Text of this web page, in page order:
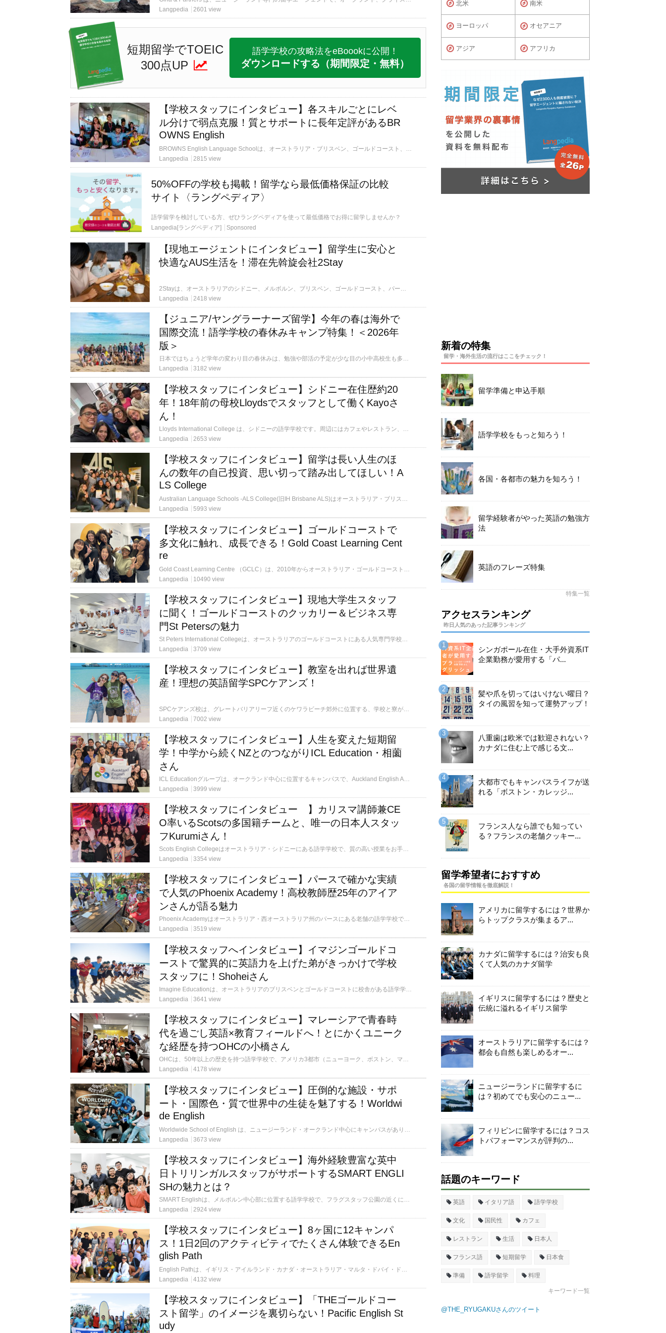
Langpedia
2601 view
短期留学でTOEIC
300点UP
語学学校の攻略法をeBoookに公開！
ダウンロードする （期間限定・無料）
【学校スタッフにインタビュー】各スキルごとにレベ
ル分けで弱点克服！質とサポートに長年定評があるBR
OWNS English
BROWNS English Language Schoolは、オーストラリア・ブリスベン、ゴールドコースト、メルボルンに校舎がある家族経営の語学学校です。22年以上の歴史があり、授業の質、サポート体制には定評があります。日本人スタッフも常住しており、留学中のサポートはもちろん、2025年からは日本事務局も誕生し、留学前のサポートも万全です。 16歳以上向けの一般英語コースだけでなく、バリスタコースやボランティアコース、7歳～受講可能な現地小学校進学準備コースなど、多彩なコースが魅力です。
Langpedia
2815 view
50%OFFの学校も掲載！留学なら最低価格保証の比較
サイト〈ラングペディア〉
語学留学を検討している方、ぜひラングペディアを使って最低価格でお得に留学しませんか？
Langedia[ラングペディア]
Sponsored
【現地エージェントにインタビュー】留学生に安心と
快適なAUS生活を！滞在先斡旋会社2Stay
2Stayは、オーストラリアのシドニー、メルボルン、ブリスベン、ゴールドコースト、パースで、留学生向けの滞在先（ホームステイ、寮、アパート）を斡旋している会社です。多くの語学学校とも提携を結んでおり、世界中からの学生のオーストラリア留学生活を支えています。 学校ではなく、滞在の面から留学生を支える2Stayのスタッフにお話を伺いました。
Langpedia
2418 view
【ジュニア/ヤングラーナーズ留学】今年の春は海外で
国際交流！語学学校の春休みキャンプ特集！＜2026年
版＞
日本ではちょうど学年の変わり目の春休みは、勉強や部活の予定が少な目の小中高校生も多いのではないでしょうか？そこでおすすめなのが、各国の語学学校で開催されているスプリングキャンプへの参加です。 日本の春休み～イースターホリデーの時期に、小中高校生を対象にした短期コースを開催している語学学校をいくつかご紹介します。
Langpedia
3182 view
【学校スタッフにインタビュー】シドニー在住歴約20
年！18年前の母校Lloydsでスタッフとして働くKayoさ
ん！
Lloyds International College は、シドニーの語学学校です。周辺にはカフェやレストラン、ショッピングセンターなどが揃う抜群のロケーションです！南米やヨーロッパを中心に多国籍の学生が多く英語環境も充実、日本人スタッフも在籍しているため、初めての留学も安心です。授業料はシドニー内でもリーズナブルです。学生や講師との距離が近く、フレンドリーな雰囲気も魅力です。金曜の「Special Topic Class」では会話・発音・ビジネス英語などを楽しく学べます。口コミ評判が高いのも強みです！
Langpedia
2653 view
【学校スタッフにインタビュー】留学は長い人生のほ
んの数年の自己投資、思い切って踏み出してほしい！A
LS College
Australian Language Schools -ALS College(旧IH Brisbane ALS)はオーストラリア・ブリスベンの中心地にある語学学校です。質の高い英語教育と留学生に対する充実したサポート体制に定評があります。英語コースだけでなくバリスタコースや専門コースもあり、日本人率は10%前後、南米・アジア・ヨーロッパなど多国籍の生徒が在籍しています。校舎の1階には、一般の方も利用できるカフェを併設しており、学校に通いながら、地元の人の日常を身近に感じることができます。
Langpedia
5993 view
【学校スタッフにインタビュー】ゴールドコーストで
多文化に触れ、成長できる！Gold Coast Learning Cent
re
Gold Coast Learning Centre （GCLC）は、2010年からオーストラリア・ゴールドコーストのサーファーズパラダイスに開校している語学学校です。フレンドリーで熱心なスタッフが、すべての生徒の学びと成長をサポートします！学校は美しいビーチから徒歩すぐの場所にあり、周りにはショップやレストラン、映画館、賑やかなナイトライフもあり、ゴールドコーストならではの楽しくリラックスした雰囲気の中で英語を学ぶことができます。 ぜひGCLCで楽しく学びましょう！
Langpedia
10490 view
【学校スタッフにインタビュー】現地大学生スタッフ
に聞く！ゴールドコーストのクッカリー＆ビジネス専
門St Petersの魅力
St Peters International Collegeは、オーストラリアのゴールドコーストにある人気専門学校です。語学学校も併設されており、ビジネス、ホスピタリティ、クッカリーなど、実践的なスキルを学べる職業訓練コース（VET）を多数開講しています。日本人スタッフによるサポートもあります。 公共交通機関を利用しやすく、サーファーズパラダイスや主要ショッピングセンターにも近く大変便利な立地です。オーストラリアでキャリアアップを目指す方や、英語＋スキルを習得したい方へ最適の学校です。
Langpedia
3709 view
【学校スタッフにインタビュー】教室を出れば世界遺
産！理想の英語留学SPCケアンズ！
SPCケアンズ校は、グレートバリアリーフ近くのケワラビーチ郊外に位置する、学校と寮が一体となった語学学校です。24時間のEnglish onlyポリシーを徹底し、日記・読書・ディスカッションなどを通じて４技能をバランスよく鍛えます。一般英語やIELTS・ケンブリッジ検定対策、夏のジュニア・親子プログラムも充実。広大なキャンパスにはプール・テニス／バスケコート・ジム・BBQ施設が整い、留学生同士の交流が豊富。アクティビティも充実し、どの世代の留学生にも気に入られる学校です。ブリスベンにもキャンパスがあります。
Langpedia
7002 view
【学校スタッフにインタビュー】人生を変えた短期留
学！中学から続くNZとのつながりICL Education・相薗
さん
ICL Educationグループは、オークランド中心に位置するキャンパスで、Auckland English Academy、ICL Graduate Business School 、Bridge International Collegeの３つの学校を展開しています。NZQA最高評価のカテゴリー1に認定されています。異なる目的や学習段階に対応しており、語学の基礎から大学院コースでのビジネススキルの習得まで、段階的かつ包括的に学べる環境が整っています。学校公式SNSからは楽しい雰囲気が伝わってきます！
Langpedia
3999 view
【学校スタッフにインタビュー 】カリスマ講師兼CE
O率いるScotsの多国籍チームと、唯一の日本人スタッ
フKurumiさん！
Scots English Collegeはオーストラリア・シドニーにある語学学校で、質の高い授業をお手頃価格で提供しています！発音と会話に特化した「PronComコース」が人気で、オーストラリアの教育省よりイノベーション・デベロップメント・ファンドという賞を2年で連続受賞しています。学生満足度は95％！日本人が少ない国際的な環境で世界中の学生と学び、IMC、TAFE NSW、SCUなどへの進学も可能です。
Langpedia
3354 view
【学校スタッフにインタビュー】パースで確かな実績
で人気のPhoenix Academy！高校教師歴25年のアイア
ンさんが語る魅力
Phoenix Academyはオーストラリア・西オーストラリア州のパースにある老舗の語学学校です。2024年に創立35周年を迎えました。バスケットボールや卓球、バーベキューもできる広い秘話と寮を併設したキャンパスで、のびのびと留学生活を送ることができます。日本人率が5％以下というのも魅力です。日本人が少ない環境で落ち着いて英語を学びたい方はもちろん、高校教員歴25年の教師もいるので、オーストラリアの大学・高校進学を目指す方にもおススメです。6歳～参加可能なジュニアプログラムも通年で開講しています。
Langpedia
3519 view
【学校スタッフへインタビュー】イマジンゴールドコ
ーストで驚異的に英語力を上げた弟がきっかけで学校
スタッフに！Shoheiさん
Imagine Educationは、オーストラリアのブリスベンとゴールドコーストに校舎がある語学学校です。今回インタビューしたゴールドコーストには、サウスポートセントラルキャンパス・メインキャンパス・アッシュモアキャンパスの3つの校舎があります。一般英語コースが開講されているサウスポートセントラルキャンパスでは、朝・夜のタイムテーブルから選択ができるため、お仕事や趣味など各生徒さんのスケジュールに合わせて授業を受ける時間を決められます。英語＋保育ボランティア、＋デミペア、＋バリスタのコースも人気です。
Langpedia
3641 view
【学校スタッフにインタビュー】マレーシアで青春時
代を過ごし英語×教育フィールドへ！とにかくユニーク
な経歴を持つOHCの小橋さん
OHCは、50年以上の歴史を持つ語学学校で、アメリカ3都市（ニューヨーク、ボストン、マイアミ）、オーストラリア5都市（ケアンズ、ゴールドコースト、ブリスベン、シドニー、メルボルン）、イギリス1都市（ロンドン）、アイルランド1都市（ダブリン）、カナダ2都市（トロント、カルガリー）と世界中の留学人気都市にキャンパスがります。質の高い英語教育はもちろん、多国籍な学生が集まるソーシャルアクティビティで英語力向上と文化交流の場も提供しています。豊富なコースとアクティビティで経験豊かなスタッフと講師がサポートします。
Langpedia
4178 view
【学校スタッフにインタビュー】圧倒的な施設・サポ
ート・国際色・質で世界中の生徒を魅了する！Worldwi
de English
Worldwide School of English は、ニュージーランド・オークランド中心にキャンパスがあり、1989年に設立された歴史ある語学学校です。NZQA の定める教育のクオリティにおいて最優良である「カテゴリー 1」に認定されています！6階建ての校舎で、施設も充実！毎日放課後アクティビティがあり、楽しく英語も上達しながら友達づくりができます。世界中から学生が集まっており、国際色が豊かな環境で、日本人スタッフによる学校初日は日本語によるオリエンテーションがあり留学初心者も安心です！
Langpedia
3673 view
【学校スタッフにインタビュー】海外経験豊富な英中
日トリリンガルスタッフがサポートするSMART ENGLI
SHの魅力とは？
SMART Englishは、メルボルン中心部に位置する語学学校で、フラグスタッフ公園の近くにあります。キャンパスはアクセスが良く、リラックスした雰囲気の中で学べる環境が整っています。日本人学生の割合が少なく、フレンドリーでアットホームな雰囲気が特徴です。SMART EnglishはWindsor Collegeと提携しており、語学学習後にはホスピタリティやビジネスなどの専門分野に進むこともできます。2024年9月から学校のスタッフに就任したAyaneさんに学校の魅力をお聞きしました！
Langpedia
2924 view
【学校スタッフにインタビュー】8ヶ国に12キャンパ
ス！1日2回のアクティビティでたくさん体験できるEn
glish Path
English Pathは、イギリス・アイルランド・カナダ・オーストラリア・マルタ・ドバイ・ドイツ・フランスの8ヶ国に12のキャンパスがあるグローバルな語学学校です。ほとんどのキャンパスで放課後と夜に2つのアクティビティを開催しており、その国ならではの体験ができるだけでなく、学校外でも英語を使い、世界中からの留学生と友達になれるチャンスがあります。
Langpedia
4132 view
【学校スタッフにインタビュー】「THEゴールドコー
スト留学」のイメージを裏切らない！Pacific English St
udy
北米 南米
ヨーロッパ オセアニア
アジア アフリカ
新着の特集
留学・海外生活の流行はここをチェック！
留学準備と申込手順
語学学校をもっと知ろう！
各国・各都市の魅力を知ろう！
留学経験者がやった英語の勉強方
法
英語のフレーズ特集
特集一覧
アクセスランキング
昨日人気のあった記事ランキング
シンガポール在住・大手外資系IT
企業勤務が愛用する「パ...
髪や爪を切ってはいけない曜日？
タイの風習を知って運勢アップ！
八重歯は欧米では歓迎されない？
カナダに住む上で感じる文...
大都市でもキャンパスライフが送
れる「ボストン・カレッジ...
フランス人なら誰でも知ってい
る？フランスの老舗クッキー...
留学希望者におすすめ
各国の留学情報を徹底解説！
アメリカに留学するには？世界か
らトップクラスが集まるア...
カナダに留学するには？治安も良
くて人気のカナダ留学
イギリスに留学するには？歴史と
伝統に溢れるイギリス留学
オーストラリアに留学するには？
都会も自然も楽しめるオー...
ニュージーランドに留学するに
は？初めてでも安心のニュー...
フィリピンに留学するには？コス
トパフォーマンスが評判の...
話題のキーワード
英語 イタリア語 語学学校
文化 国民性 カフェ
レストラン 生活 日本人
フランス語 短期留学 日本食
準備 語学留学 料理
キーワード一覧
@THE_RYUGAKUさんのツイート